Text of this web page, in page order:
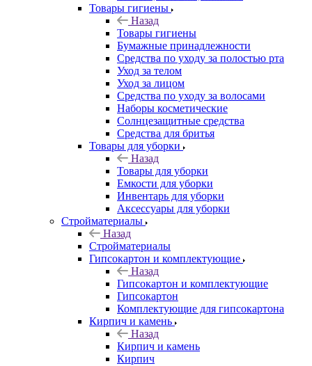
Товары гигиены
Назад
Товары гигиены
Бумажные принадлежности
Средства по уходу за полостью рта
Уход за телом
Уход за лицом
Средства по уходу за волосами
Наборы косметические
Солнцезащитные средства
Средства для бритья
Товары для уборки
Назад
Товары для уборки
Емкости для уборки
Инвентарь для уборки
Аксессуары для уборки
Стройматериалы
Назад
Стройматериалы
Гипсокартон и комплектующие
Назад
Гипсокартон и комплектующие
Гипсокартон
Комплектующие для гипсокартона
Кирпич и камень
Назад
Кирпич и камень
Кирпич